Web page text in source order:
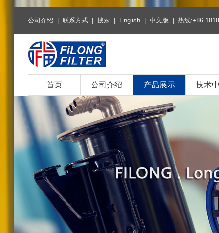
公司介绍 |联系方式 |搜索 | English |中文版 | 热线:+86-
首页 公司介绍 产品展示
热销产品
空气滤清器系列
空调滤清器系列
燃油柴油滤清器系列
机油滤清器系列
环保燃油滤芯系列
环保机油滤芯系列
燃油滤清器系列
汽油化油器（尼龙/聚丙
技术